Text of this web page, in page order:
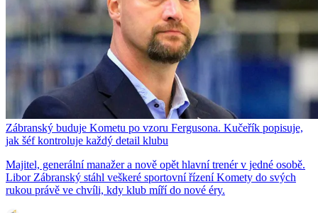
Zábranský buduje Kometu po vzoru Fergusona. Kučeřík popisuje,
jak šéf kontroluje každý detail klubu
Majitel, generální manažer a nově opět hlavní trenér v jedné osobě.
Libor Zábranský stáhl veškeré sportovní řízení Komety do svých
rukou právě ve chvíli, kdy klub míří do nové éry.